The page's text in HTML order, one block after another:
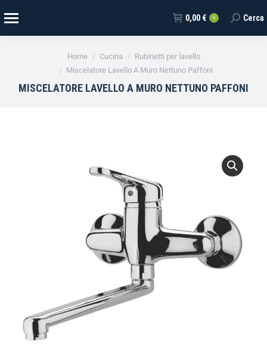
0,00 € 0 Cerca
Home Cucina
Rubinetti per lavello
Miscelatore Lavello A Muro Nettuno Paffoni
MISCELATORE LAVELLO A MURO NETTUNO PAFFONI